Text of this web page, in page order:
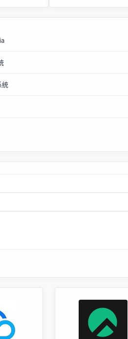
字
控制流
成 By
完成 By
付，实在让O粉们瞠
薯 又在微信、微博
采访了有关专家，
开发这块，Python
统